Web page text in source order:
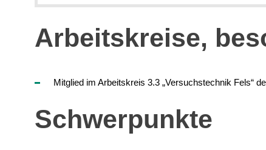
Arbeitskreise,
Mitglied im Arbeitskreis 3.3 „Versuchstechnik Fels“
Schwerpunkte